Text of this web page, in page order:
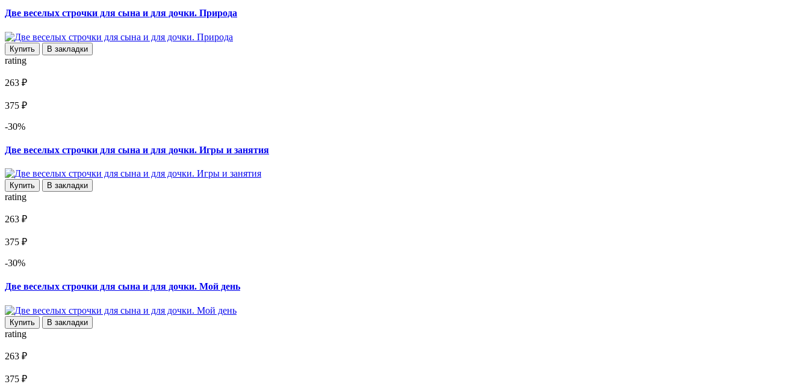
Две веселых строчки для сына и для дочки. Природа
Купить В закладки
rating
263 ₽
375 ₽
-30%
Две веселых строчки для сына и для дочки. Игры и занятия
Купить В закладки
rating
263 ₽
375 ₽
-30%
Две веселых строчки для сына и для дочки. Мой день
Купить В закладки
rating
263 ₽
375 ₽